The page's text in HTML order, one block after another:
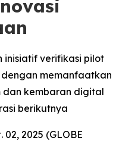
inisiatif verifikasi pilot
memanfaatkan
dan kembaran digital
berikutnya
02, 2025 (GLOBE